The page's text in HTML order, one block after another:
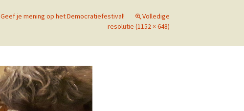
Geef je mening op het Democratiefestival!
Volledige
resolutie (1152 × 648)